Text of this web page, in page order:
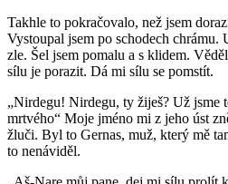
Takhle to pokračovalo, než jsem
Vystoupal jsem po schodech chrámu.
zle. Šel jsem pomalu a s klidem.
sílu je porazit. Dá mi sílu se pomstít.
„Nirdegu! Nirdegu, ty žiješ? Už jsme
mrtvého“ Moje jméno mi z jeho úst
žluči. Byl to Gernas, muž, který mě
to nenáviděl.